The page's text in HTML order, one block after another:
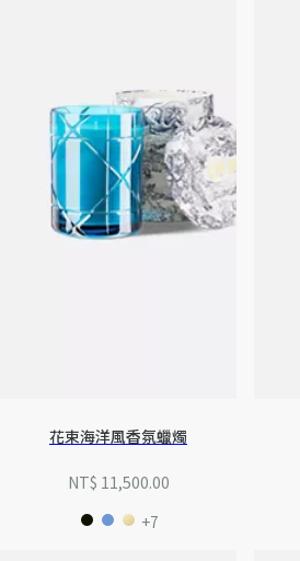
花束海洋風香氛蠟燭
NT$ 11,500.00
+7